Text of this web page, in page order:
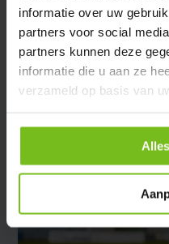
informatie over uw
partners voor social
partners kunnen deze
informatie die u aan ze
verzameld op basis van
Reviews
Delen